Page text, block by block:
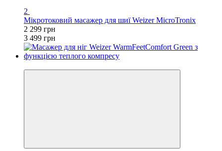
2
Мікротоковий масажер для шиї Weizer MicroTronix
2 299 грн
3 499 грн